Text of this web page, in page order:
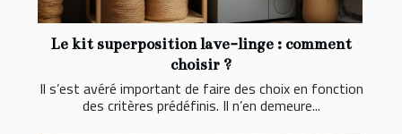
Le kit superposition lave-linge : comment
choisir ?
Il s’est avéré important de faire des choix en fonction
des critères prédéfinis. Il n’en demeure...